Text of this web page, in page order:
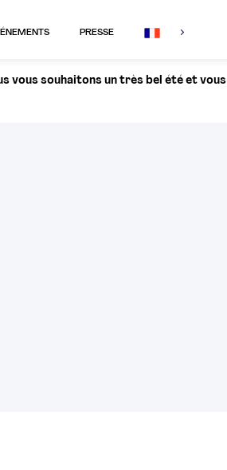
PRESSE
Français
vous souhaitons un très bel été et